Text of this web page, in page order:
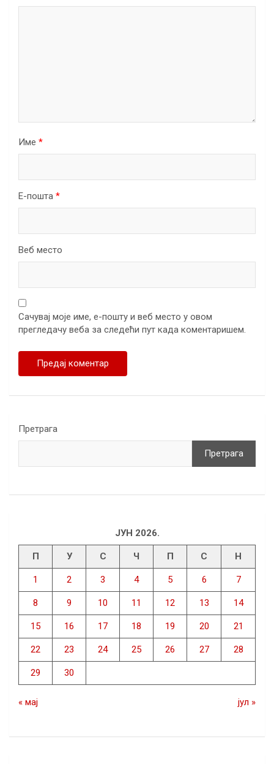
Име *
Е-пошта *
Веб место
Сачувај моје име, е-пошту и веб место у овом
прегледачу веба за следећи пут када коментаришем.
Претрага
Претрага
ЈУН 2026.
П У С Ч П С Н
1 2 3 4 5 6 7
8 9 10 11 12 13 14
15 16 17 18 19 20 21
22 23 24 25 26 27 28
29 30
« мај јул »